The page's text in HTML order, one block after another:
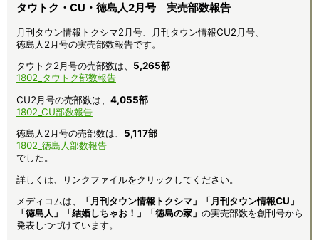
タウトク・CU・徳島人2月号 実売部数報告
月刊タウン情報トクシマ2月号、月刊タウン情報CU2月号、
徳島人2月号の実売部数報告です。
タウトク2月号の売部数は、 5,265部
1802_タウトク部数報告
CU2月号の売部数は、 4,055部
1802_CU部数報告
徳島人2月号の売部数は、 5,117部
1802_徳島人部数報告
でした。
詳しくは、リンクファイルをクリックしてください。
メディコムは、
「月刊タウン情報トクシマ」「月刊タウン情報CU」
「徳島人」「結婚しちゃお！」「徳島の家」 の実売部数を創刊号から
発表しつづけています。